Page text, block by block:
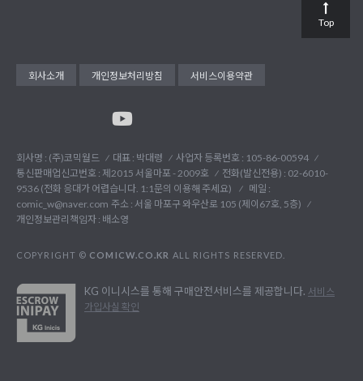
회사소개 개인정보처리방침 서비스이용약관
회사명 : (주)코믹월드 대표 : 박대령
사업자 등록번호 : 105-86-00594
통신판매업신고번호 : 제2015 서울마포 - 2009호
전화(발신전용) : 02-6010-
9536 (전화 응대가 어렵습니다. 1:1문의 이용해 주세요)
메일 :
comic_w@naver.com 주소 : 서울 마포구 와우산로 105 (제이67호, 5층)
개인정보관리책임자 : 배소영
COPYRIGHT © COMICW.CO.KR ALL RIGHTS RESERVED.
KG 이니시스를 통해 구매안전서비스를 제공합니다. 서비스
가입사실 확인
Top